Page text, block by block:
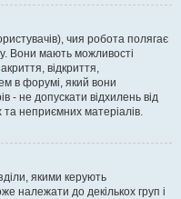
чия робота полягає
Вони мають можливості
відкриття,
в форумі, який вони
- не допускати відхилень від
неприємних матеріалів.
якими керують
належати до декількох груп і